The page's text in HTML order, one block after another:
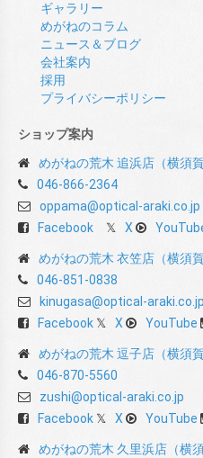
ギャラリー
めがねのコラム
ニュース＆ブログ
会社案内
採用
プライバシーポリシー
ショップ案内
めがねの荒木 追浜店（横須
046-866-2364
oppama@optical-araki.co.jp
Facebook
X
めがねの荒木 衣笠店（横須
046-851-0838
kinugasa@optical-araki.co.jp
Facebook
X YouTube
めがねの荒木 逗子店（横須
046-870-5560
zushi@optical-araki.co.jp
Facebook
X YouTube
めがねの荒木 久里浜店（横